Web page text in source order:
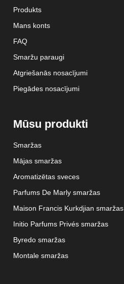
Produkts
Mans konts
FAQ
Smaržu paraugi
Atgriešanās nosacījumi
Piegādes nosacījumi
Mūsu produkti
Smaržas
Mājas smaržas
Aromatizētas sveces
Parfums De Marly smaržas
Maison Francis Kurkdjian smaržas
Initio Parfums Privés smaržas
Byredo smaržas
Montale smaržas